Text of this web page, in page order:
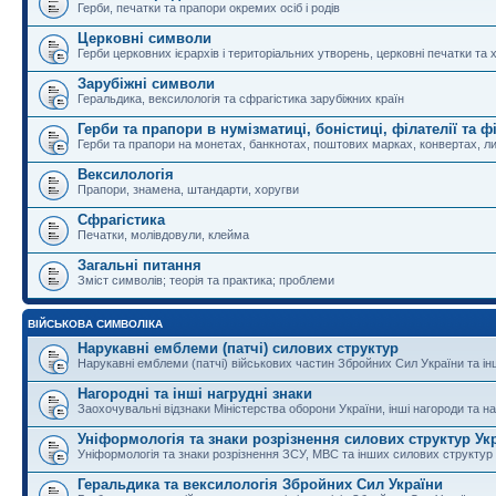
Герби, печатки та прапори окремих осіб і родів
Церковні символи
Герби церковних ієрархів і територіальних утворень, церковні печатки та
Зарубіжні символи
Геральдика, вексилологія та сфрагістика зарубіжних країн
Герби та прапори в нумізматиці, боністиці, філателії та
Герби та прапори на монетах, банкнотах, поштових марках, конвертах,
Вексилологія
Прапори, знамена, штандарти, хоругви
Сфрагістика
Печатки, молівдовули, клейма
Загальні питання
Зміст символів; теорія та практика; проблеми
ВІЙСЬКОВА СИМВОЛІКА
Нарукавні емблеми (патчі) силових структур
Нарукавні емблеми (патчі) військових частин Збройних Сил України та
Нагородні та інші нагрудні знаки
Заохочувальні відзнаки Міністерства оборони України, інші нагороди та
Уніформологія та знаки розрізнення силових структур
Уніформологія та знаки розрізнення ЗСУ, МВС та інших силових структур
Геральдика та вексилологія Збройних Сил України